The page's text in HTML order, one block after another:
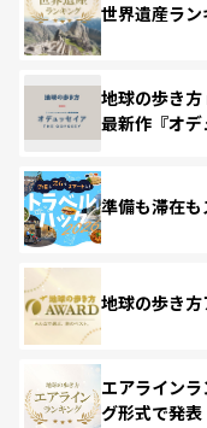
世界遺産ラ
地球の歩き
最新作『オデ
準備も滞在
地球の歩き
エアライン
グ形式で発表